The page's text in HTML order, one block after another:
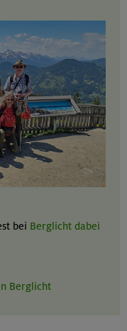
bei Berglicht dabei
Berglicht